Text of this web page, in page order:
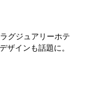
グジュアリーホテ
ザインも話題に。